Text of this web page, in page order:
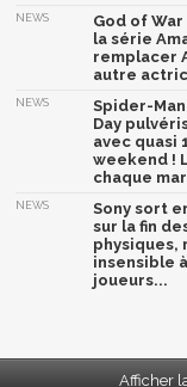
NEWS
God of
la série
remplacer
autre
NEWS
Spider-
Day
avec quasi
weekend !
chaque
NEWS
Sony sort
sur la fin
physiques,
insensible
joueurs...
Afficher